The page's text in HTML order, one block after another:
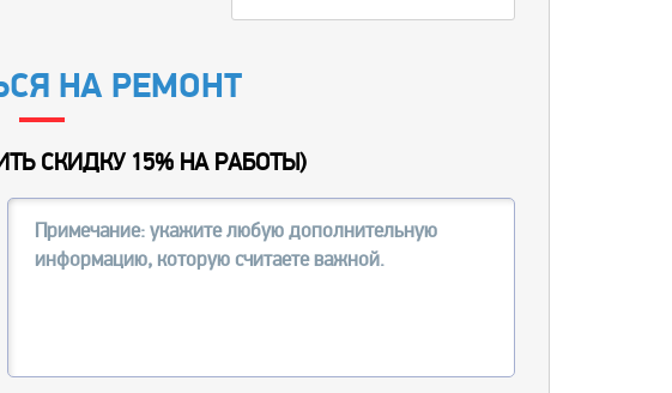
НА РЕМОНТ
СКИДКУ 15% НА РАБОТЫ)